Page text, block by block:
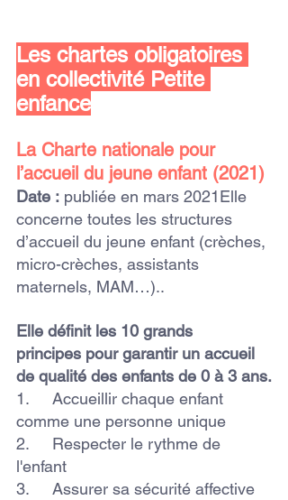
Les chartes obligatoires
en collectivité Petite
enfance
La Charte nationale pour
l’accueil du jeune enfant (2021)
Date : publiée en mars 2021Elle
concerne toutes les structures
d’accueil du jeune enfant (crèches,
micro-crèches, assistants
maternels, MAM…)..
Elle définit les 10 grands
principes pour garantir un accueil
de qualité des enfants de 0 à 3 ans.
1.     Accueillir chaque enfant
comme une personne unique
2.     Respecter le rythme de
l'enfant
3.     Assurer sa sécurité affective